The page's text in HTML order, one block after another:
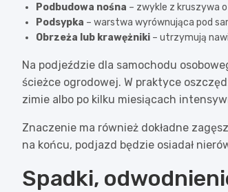
Podbudowa nośna – zwykle z kruszywa
Podsypka – warstwa wyrównująca pod
Obrzeża lub krawężniki – utrzymują
Na podjeździe dla samochodu
ścieżce ogrodowej. W praktyce
zimie albo po kilku miesiącach
Znaczenie ma również dokładne
na końcu, podjazd będzie osiadał
Spadki,